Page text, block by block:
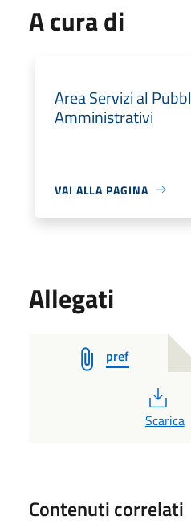
A cura di
Area Servizi al
Amministrativi
VAI ALLA PAGINA
Allegati
pref
PDF
Scarica
Contenuti correlati